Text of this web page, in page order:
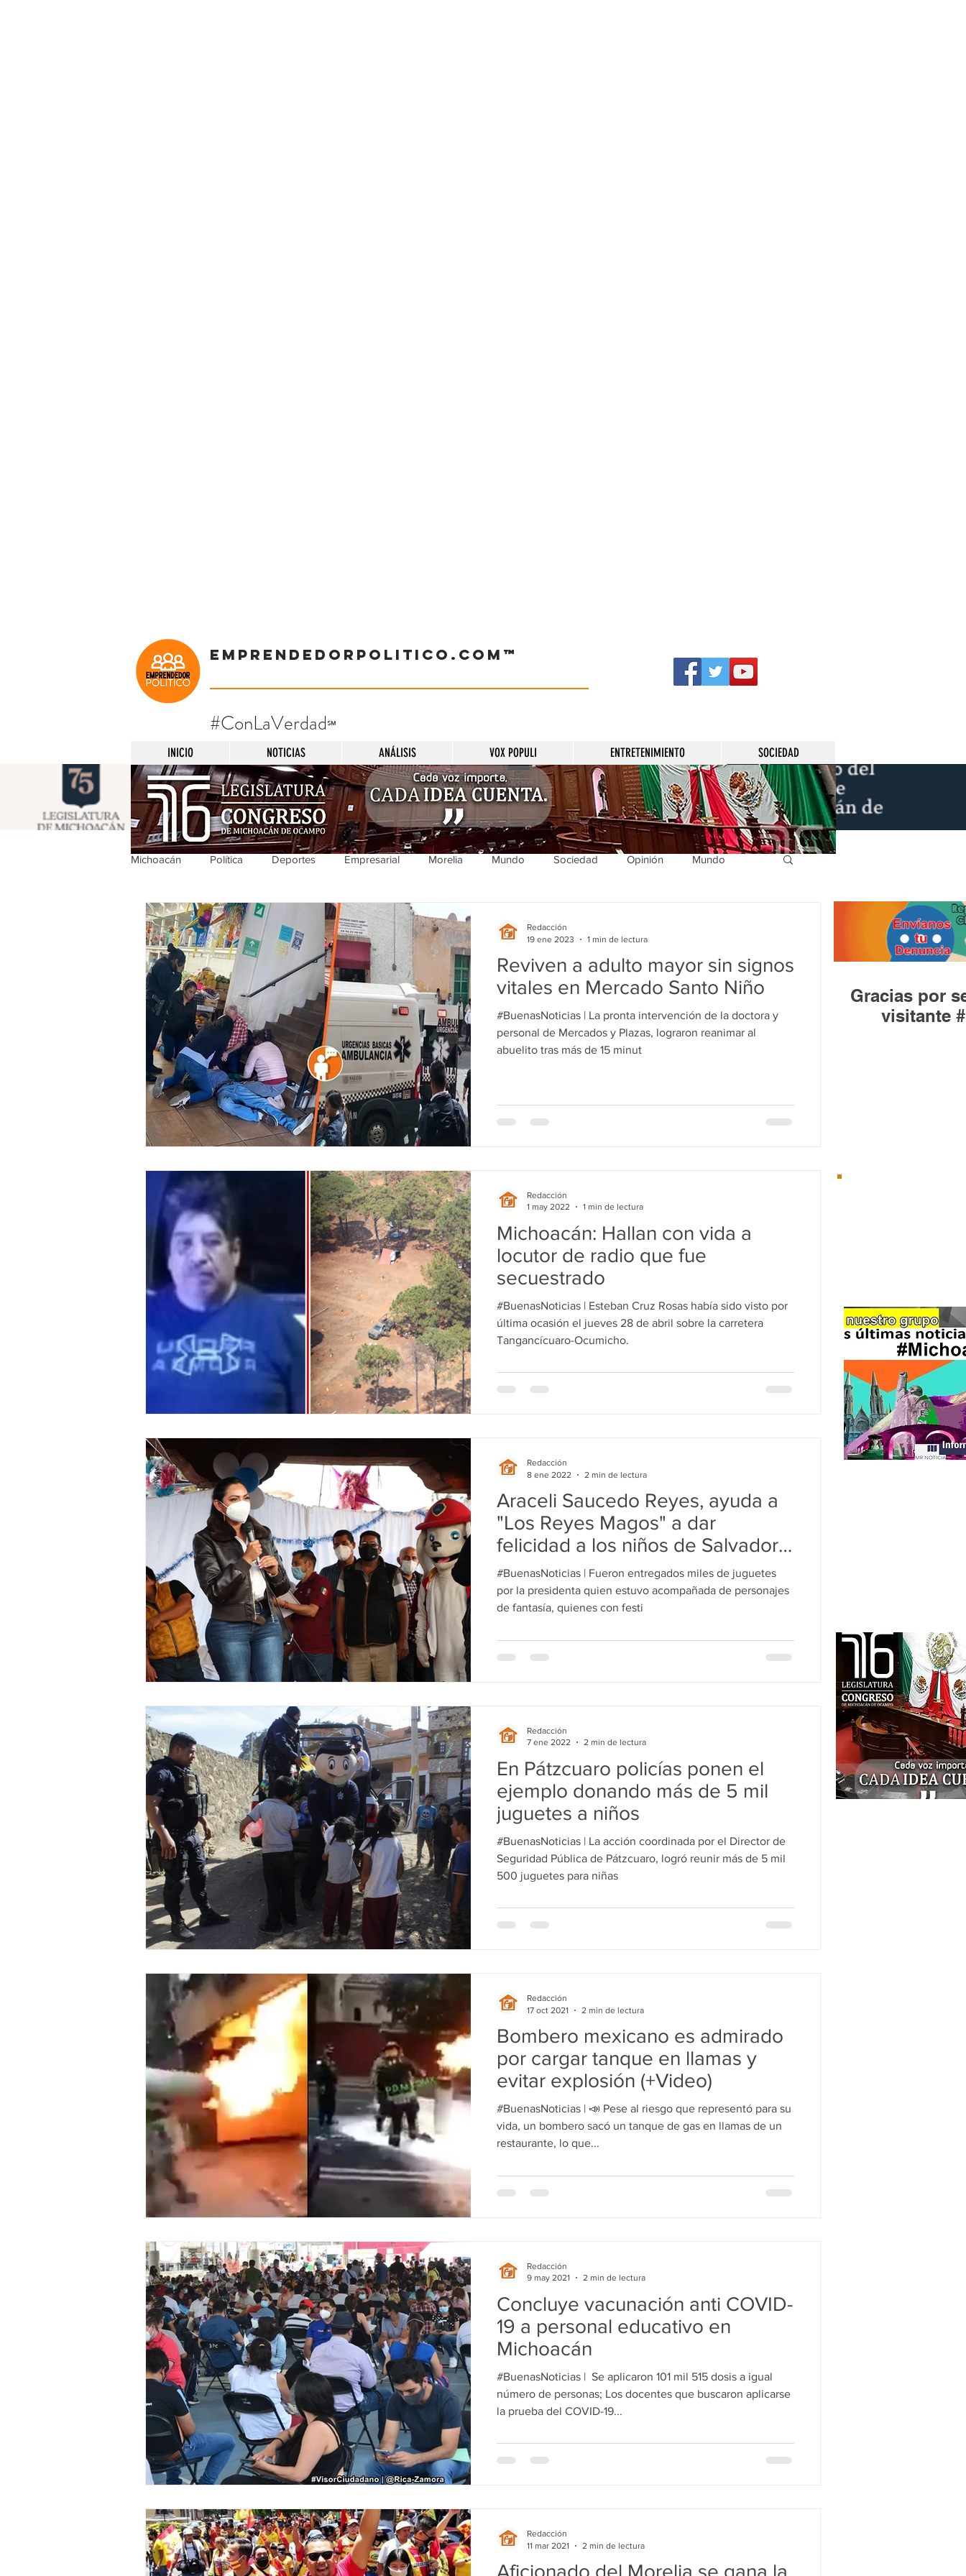
Emprendedorpolitico.com™
#ConLaVerdad℠
INICIO NOTICIAS ANÁLISIS VOX POPULI ENTRETENIMIENTO SOCIEDAD
Michoacán Política Deportes Empresarial Morelia Mundo Sociedad Opinión Mundo
Michoacán Nacionales Sucesos Entretenimiento
Legislativo Seguridad Educación Salud Gobierno Guanajuato Zamora Huandacareo
Uruapan Ciencia y Tecnología Justicia Zitácuaro México
Reviven a adulto mayor sin signos
vitales en Mercado Santo Niño
#BuenasNoticias | La pronta intervención de la doctora y
personal de Mercados y Plazas, lograron reanimar al
abuelito tras más de 15 minut
Redacción
19 ene 2023
1 min de lectura
Michoacán: Hallan con vida a
locutor de radio que fue
secuestrado
#BuenasNoticias | Esteban Cruz Rosas había sido visto por
última ocasión el jueves 28 de abril sobre la carretera
Tangancícuaro-Ocumicho.
Redacción
1 may 2022
1 min de lectura
Araceli Saucedo Reyes, ayuda a
"Los Reyes Magos" a dar
felicidad a los niños de Salvador
Escalante.
#BuenasNoticias | Fueron entregados miles de juguetes
por la presidenta quien estuvo acompañada de personajes
de fantasía, quienes con festi
Redacción
8 ene 2022
2 min de lectura
En Pátzcuaro policías ponen el
ejemplo donando más de 5 mil
juguetes a niños
#BuenasNoticias | La acción coordinada por el Director de
Seguridad Pública de Pátzcuaro, logró reunir más de 5 mil
500 juguetes para niñas
Redacción
7 ene 2022
2 min de lectura
Bombero mexicano es admirado
por cargar tanque en llamas y
evitar explosión (+Video)
#BuenasNoticias | 📣 Pese al riesgo que representó para su
vida, un bombero sacó un tanque de gas en llamas de un
restaurante, lo que...
Redacción
17 oct 2021
2 min de lectura
Concluye vacunación anti COVID-
19 a personal educativo en
Michoacán
#BuenasNoticias | ️ Se aplicaron 101 mil 515 dosis a igual
número de personas; Los docentes que buscaron aplicarse
la prueba del COVID-19...
Redacción
9 may 2021
2 min de lectura
Aficionado del Morelia se gana la
Redacción
11 mar 2021
2 min de lectura
Gracias por
visitante #